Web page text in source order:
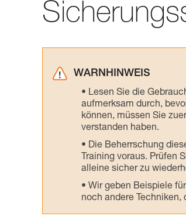
WARNHINWEIS
Lesen Sie die
aufmerksam durch,
können, müssen Sie
verstanden haben.
Die Beherrschung
Training voraus. Prüfen
alleine sicher zu
Wir geben Beispiele
noch andere Techniken,